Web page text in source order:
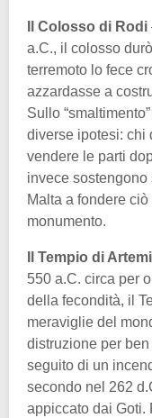
Il Colosso di Rodi
a.C., il colosso
terremoto lo fece
azzardasse a
Sullo
diverse ipotesi: chi
vendere le parti
invece sostengono
Malta a fondere
monumento.
Il Tempio di
550 a.C. circa per
della fecondità, il
meraviglie del
distruzione per ben
seguito di un
secondo nel 262
appiccato dai Goti.